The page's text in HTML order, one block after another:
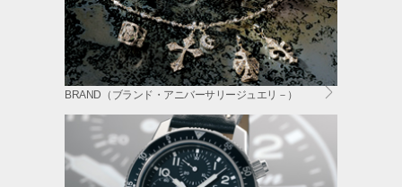
BRAND（ブランド・アニバーサリージュエリ－）